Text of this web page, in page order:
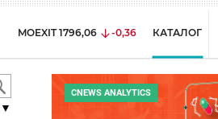
MOEXIT 1796,06 -0,36 КАТАЛОГ
CNEWS ANALYTICS